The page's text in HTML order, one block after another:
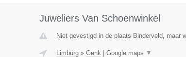
Juweliers Van Schoenwinkel
Niet gevestigd in de plaats Binderveld, maar
Limburg» Genk| Google maps ▼